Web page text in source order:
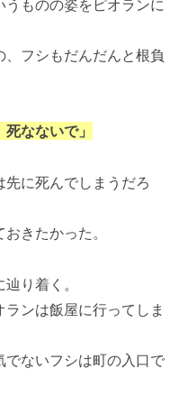
ものの姿をピオランに
フシもだんだんと根負
なないで」
に死んでしまうだろ
きたかった。
り着く。
ンは飯屋に行ってしま
でないフシは町の入口で